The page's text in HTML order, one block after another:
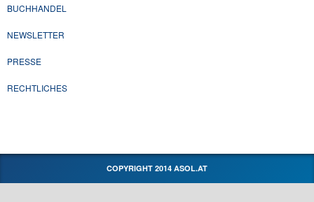
BUCHHANDEL
NEWSLETTER
PRESSE
RECHTLICHES
COPYRIGHT 2014 ASOL.AT